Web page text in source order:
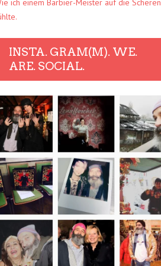
ich einem Barbier-Meister auf die Scheren
INSTA. GRAM(M). WE.
ARE. SOCIAL.